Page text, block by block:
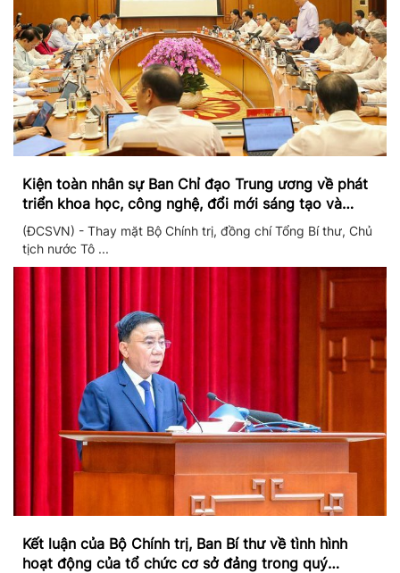
Kiện toàn nhân sự Ban Chỉ đạo Trung ương về phát
triển khoa học, công nghệ, đổi mới sáng tạo và
chuyển đổi số
(ĐCSVN) - Thay mặt Bộ Chính trị, đồng chí Tổng Bí thư, Chủ
tịch nước Tô ...
Kết luận của Bộ Chính trị, Ban Bí thư về tình hình
hoạt động của tổ chức cơ sở đảng trong quý